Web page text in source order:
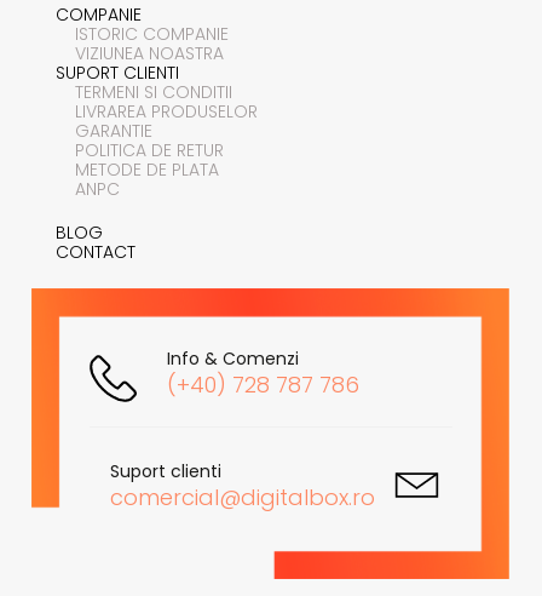
COMPANIE
ISTORIC COMPANIE
VIZIUNEA NOASTRA
SUPORT CLIENTI
TERMENI SI CONDITII
LIVRAREA PRODUSELOR
GARANTIE
POLITICA DE RETUR
METODE DE PLATA
ANPC
BLOG
CONTACT
Info & Comenzi
(+40) 728 787 786
Suport clienti
comercial@digitalbox.ro